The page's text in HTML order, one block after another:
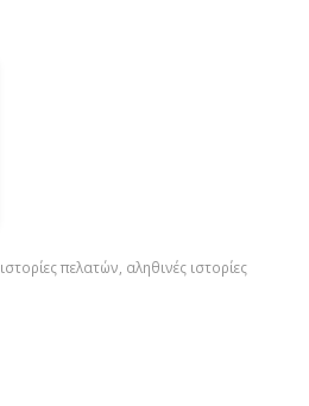
ιστορίες πελατών αληθινές ιστορίες